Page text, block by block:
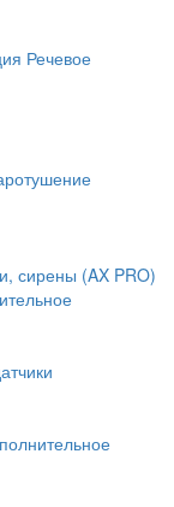
Речевое
сирены (AX PRO)